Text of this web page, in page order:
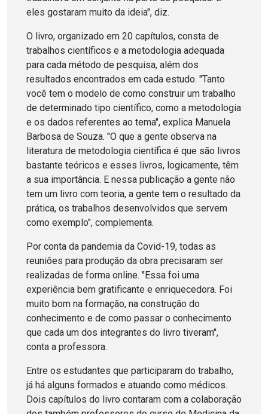
eles gostaram muito da ideia", diz.
O livro, organizado em 20 capítulos, consta de
trabalhos científicos e a metodologia adequada
para cada método de pesquisa, além dos
resultados encontrados em cada estudo. "Tanto
você tem o modelo de como construir um trabalho
de determinado tipo científico, como a metodologia
e os dados referentes ao tema", explica Manuela
Barbosa de Souza. "O que a gente observa na
literatura de metodologia científica é que são livros
bastante teóricos e esses livros, logicamente, têm
a sua importância. E nessa publicação a gente não
tem um livro com teoria, a gente tem o resultado da
prática, os trabalhos desenvolvidos que servem
como exemplo", complementa.
Por conta da pandemia da Covid-19, todas as
reuniões para produção da obra precisaram ser
realizadas de forma online. "Essa foi uma
experiência bem gratificante e enriquecedora. Foi
muito bom na formação, na construção do
conhecimento e de como passar o conhecimento
que cada um dos integrantes do livro tiveram",
conta a professora.
Entre os estudantes que participaram do trabalho,
já há alguns formados e atuando como médicos.
Dois capítulos do livro contaram com a colaboração